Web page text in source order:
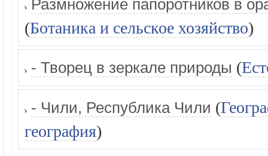
Размножение папоротников в
(Ботаника и сельское хозяйство)
- Творец в зеркале природы (
- Чили, Республика Чили (
география)